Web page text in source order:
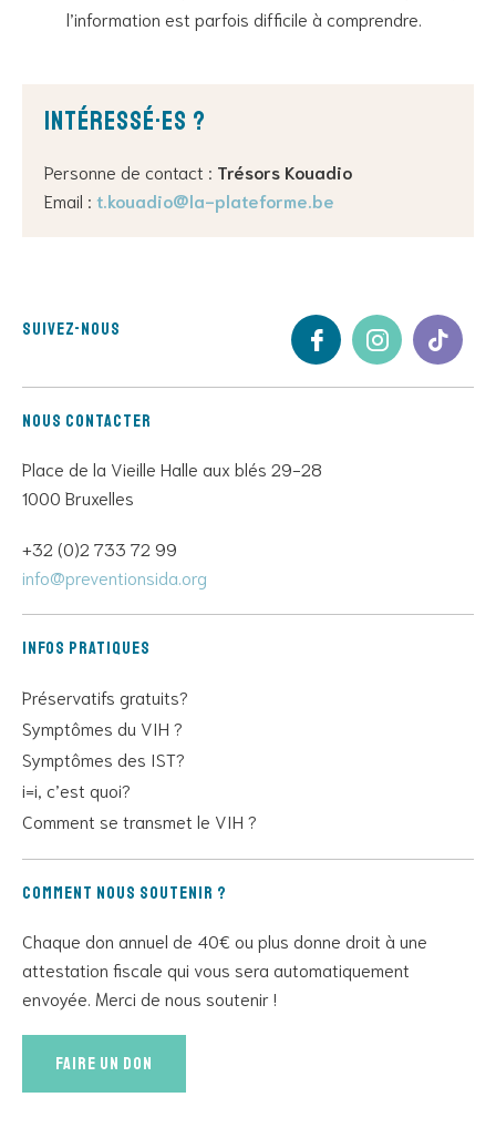
l’information est parfois difficile à comprendre.
Intéressé·es ?
Personne de contact : Trésors Kouadio
Email : t.kouadio@la-plateforme.be
Suivez-nous
Nous contacter
Place de la Vieille Halle aux blés 29-28
1000 Bruxelles
+32 (0)2 733 72 99
info@preventionsida.org
Infos pratiques
Préservatifs gratuits?
Symptômes du VIH ?
Symptômes des IST?
i=i, c’est quoi?
Comment se transmet le VIH ?
Comment nous soutenir ?
Chaque don annuel de 40€ ou plus donne droit à une
attestation fiscale qui vous sera automatiquement
envoyée. Merci de nous soutenir !
Faire un don